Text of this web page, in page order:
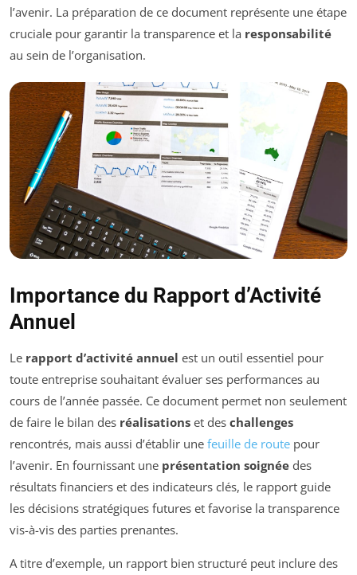
l’avenir. La préparation de ce document représente une étape
cruciale pour garantir la transparence et la responsabilité
au sein de l’organisation.
Importance du Rapport d’Activité
Annuel
Le rapport d’activité annuel est un outil essentiel pour
toute entreprise souhaitant évaluer ses performances au
cours de l’année passée. Ce document permet non seulement
de faire le bilan des réalisations et des challenges
rencontrés, mais aussi d’établir une feuille de route pour
l’avenir. En fournissant une présentation soignée des
résultats financiers et des indicateurs clés, le rapport guide
les décisions stratégiques futures et favorise la transparence
vis-à-vis des parties prenantes.
A titre d’exemple, un rapport bien structuré peut inclure des